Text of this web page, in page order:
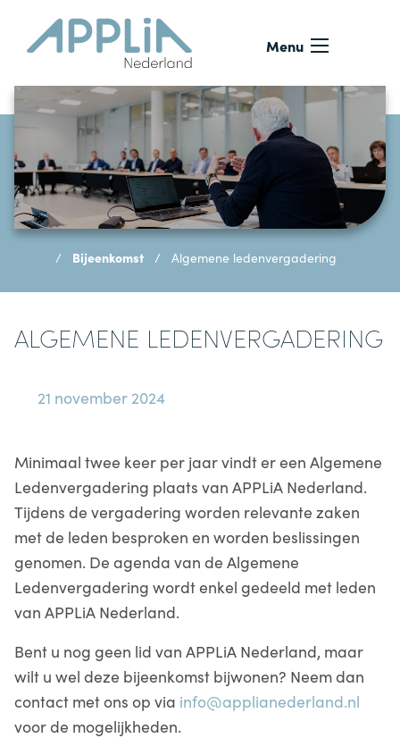
Ga naar de inhoud
Menu
Bijeenkomst Algemene ledenvergadering
ALGEMENE LEDENVERGADERING
21 november 2024
Minimaal twee keer per jaar vindt er een Algemene
Ledenvergadering plaats van APPLiA Nederland.
Tijdens de vergadering worden relevante zaken
met de leden besproken en worden beslissingen
genomen. De agenda van de Algemene
Ledenvergadering wordt enkel gedeeld met leden
van APPLiA Nederland.
Bent u nog geen lid van APPLiA Nederland, maar
wilt u wel deze bijeenkomst bijwonen? Neem dan
contact met ons op via info@applianederland.nl
voor de mogelijkheden.